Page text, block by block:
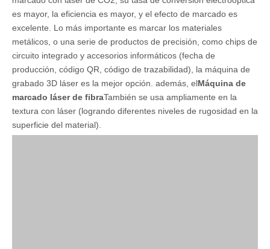
es mayor, la eficiencia es mayor, y el efecto de marcado es
excelente. Lo más importante es marcar los materiales
metálicos, o una serie de productos de precisión, como chips de
circuito integrado y accesorios informáticos (fecha de
producción, código QR, código de trazabilidad), la máquina de
grabado 3D láser es la mejor opción. además, elMáquina de
marcado láser de fibraTambién se usa ampliamente en la
textura con láser (logrando diferentes niveles de rugosidad en la
superficie del material).